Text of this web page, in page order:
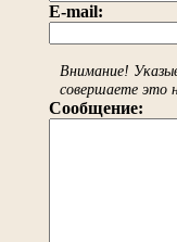
E-mail:
Внимание!
совершаете это
Сообщение: